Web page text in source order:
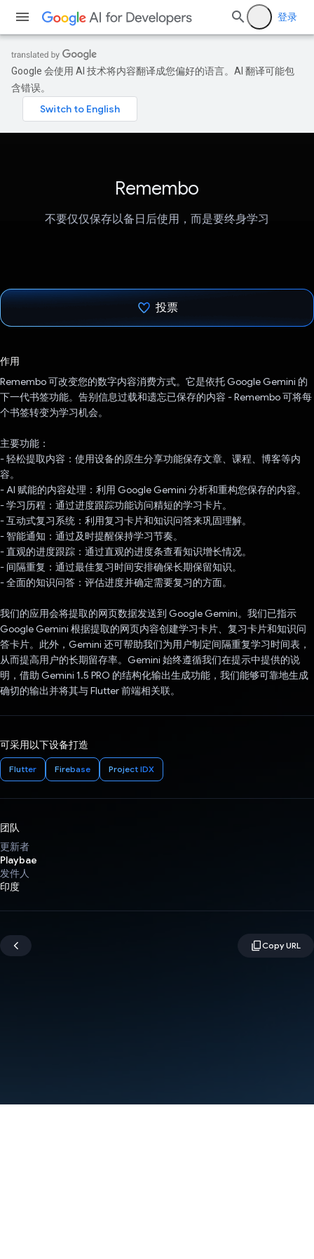
登录
Google 会使用 AI 技术将内容翻译成您偏好的语言。AI 翻译可能包
含错误。
Remembo
不要仅仅保存以备日后使用，而是要终身学习
投票
作用
Remembo 可改变您的数字内容消费方式。它是依托 Google Gemini 的
下一代书签功能。告别信息过载和遗忘已保存的内容 - Remembo 可将每
个书签转变为学习机会。
主要功能：
- 轻松提取内容：使用设备的原生分享功能保存文章、课程、博客等内
容。
- AI 赋能的内容处理：利用 Google Gemini 分析和重构您保存的内容。
- 学习历程：通过进度跟踪功能访问精短的学习卡片。
- 互动式复习系统：利用复习卡片和知识问答来巩固理解。
- 智能通知：通过及时提醒保持学习节奏。
- 直观的进度跟踪：通过直观的进度条查看知识增长情况。
- 间隔重复：通过最佳复习时间安排确保长期保留知识。
- 全面的知识问答：评估进度并确定需要复习的方面。
我们的应用会将提取的网页数据发送到 Google Gemini。我们已指示
Google Gemini 根据提取的网页内容创建学习卡片、复习卡片和知识问
答卡片。此外，Gemini 还可帮助我们为用户制定间隔重复学习时间表，
从而提高用户的长期留存率。Gemini 始终遵循我们在提示中提供的说
明，借助 Gemini 1.5 PRO 的结构化输出生成功能，我们能够可靠地生成
确切的输出并将其与 Flutter 前端相关联。
可采用以下设备打造
Flutter Firebase Project IDX
团队
更新者
Playbae
发件人
印度